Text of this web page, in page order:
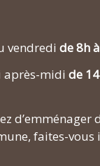
vendredi de 8h
après-midi de
d’emménager
faites-vous